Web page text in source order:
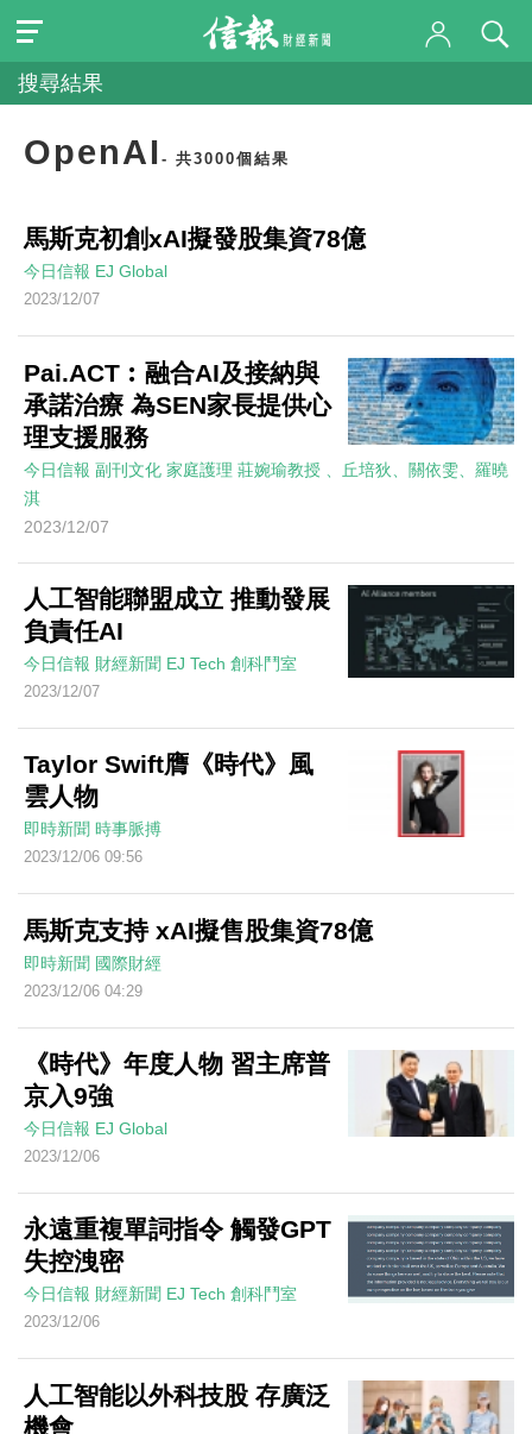
搜尋結果
OpenAI - 共3000個結果
馬斯克初創xAI擬發股集資78億
今日信報 EJ Global
2023/12/07
Pai.ACT︰融合AI及接納與
承諾治療 為SEN家長提供心
理支援服務
今日信報 副刊文化 家庭護理 莊婉瑜教授 、丘培狄、關依雯、羅曉
淇
2023/12/07
人工智能聯盟成立 推動發展
負責任AI
今日信報 財經新聞 EJ Tech 創科鬥室
2023/12/07
Taylor Swift膺《時代》風
雲人物
即時新聞 時事脈搏
2023/12/06 09:56
馬斯克支持 xAI擬售股集資78億
即時新聞 國際財經
2023/12/06 04:29
《時代》年度人物 習主席普
京入9強
今日信報 EJ Global
2023/12/06
永遠重複單詞指令 觸發GPT
失控洩密
今日信報 財經新聞 EJ Tech 創科鬥室
2023/12/06
人工智能以外科技股 存廣泛
機會